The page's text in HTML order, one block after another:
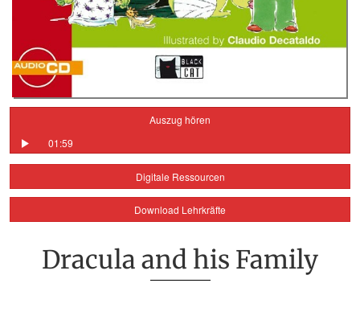
Auszug hören
01:59
Digitale Ressourcen
Download Lehrkräfte
Dracula and his Family